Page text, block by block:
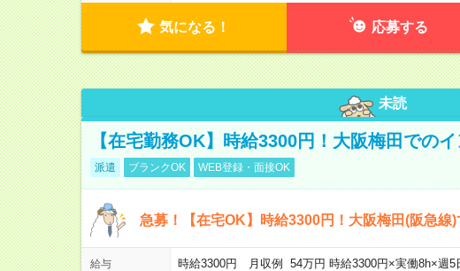
気になる！ 応募する
未読
【在宅勤務OK】時給3300円！大阪梅田での
派遣 ブランクOK WEB登録・面接OK
急募！【在宅OK】時給3300円！大阪梅田(阪急線
給与
時給3300円 月収例 54万円 時給3300円×実働8h×週